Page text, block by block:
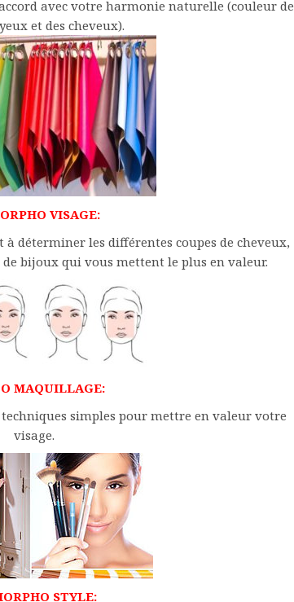
avec votre harmonie naturelle (couleur de
et des cheveux).
VISAGE:
déterminer les différentes coupes de cheveux,
de bijoux qui vous mettent le plus en valeur.
MAQUILLAGE:
simples pour mettre en valeur votre
visage.
STYLE: